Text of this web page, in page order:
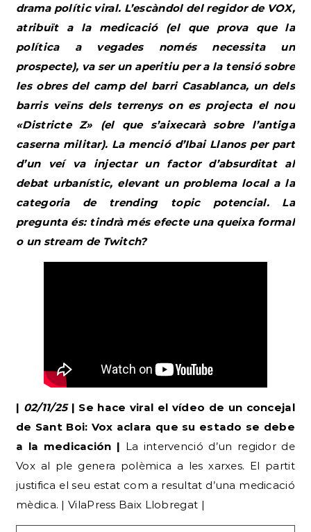
drama polític viral. L’escàndol del regidor de VOX,
atribuït a la medicació (el que prova que la
política a vegades només necessita un
prospecte), va ser un aperitiu per a la tensió sobre
les obres del camp del barri Casablanca, un dels
barris veïns dels terrenys on es projecta el nou
«Districte Z» (el que s’aixecarà sobre l’antiga
caserna militar). La menció d’Ibai Llanos per part
d’un veí va injectar un factor d’absurditat al
debat urbanístic, elevant un problema local a la
categoria de trending topic potencial. La
pregunta és: tindrà més efecte una queixa formal
o un stream de Twitch?
| 02/11/25| Se hace viral el vídeo de un concejal
de Sant Boi: Vox aclara que su estado se debe
a la medicación | La intervenció d’un regidor de
Vox al ple genera polèmica a les xarxes. El partit
justifica el seu estat com a resultat d’una medicació
mèdica. | VilaPress Baix Llobregat |